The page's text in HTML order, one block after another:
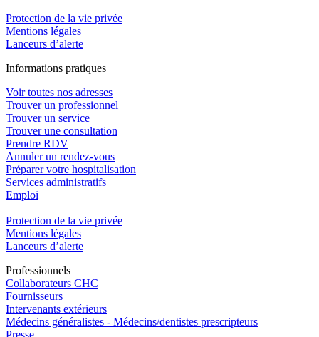
Protection de la vie privée
Mentions légales
Lanceurs d’alerte
Informations pratiques
Voir toutes nos adresses
Trouver un professionnel
Trouver un service
Trouver une consultation
Prendre RDV
Annuler un rendez-vous
Préparer votre hospitalisation
Services administratifs
Emploi​
Protection de la vie privée
Mentions légales
Lanceurs d’alerte
Professionnels
Collaborateurs CHC
Fournisseurs
Intervenants extérieurs
Médecins généralistes - Médecins/dentistes prescripteurs